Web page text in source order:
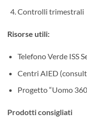
Controlli trimestrali
Risorse utili:​
Telefono Verde ISS
Centri AIED
Progetto “Uomo
Prodotti consigliati